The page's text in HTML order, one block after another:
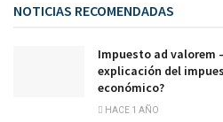
NOTICIAS RECOMENDADAS
Impuesto ad valorem
explicación del
económico?
HACE 1 AÑO